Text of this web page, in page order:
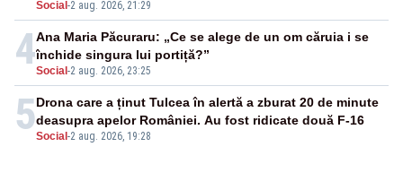
Social-2 aug. 2026, 21:29
4Social-2 aug. 2026, 23:25
Ana Maria Păcuraru: „Ce se alege de un om căruia i se
închide singura lui portiță?”
5Social-2 aug. 2026, 19:28
Drona care a ținut Tulcea în alertă a zburat 20 de minute
deasupra apelor României. Au fost ridicate două F-16